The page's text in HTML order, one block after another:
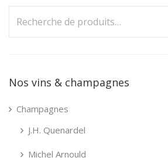
Nos vins & champagnes
Champagnes
J.H. Quenardel
Michel Arnould